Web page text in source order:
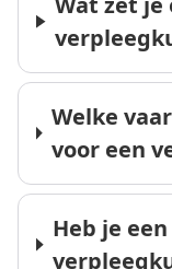
Welke
voor een
Heb je